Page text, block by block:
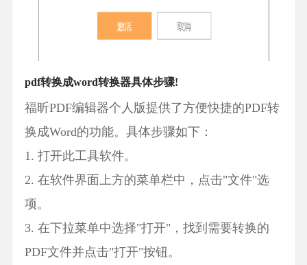
pdf转换成word转换器具体步骤!
福昕PDF编辑器个人版提供了方便快捷的PDF转
换成Word的功能。具体步骤如下：
1. 打开此工具软件。
2. 在软件界面上方的菜单栏中，点击"文件"选
项。
3. 在下拉菜单中选择"打开"，找到需要转换的
PDF文件并点击"打开"按钮。